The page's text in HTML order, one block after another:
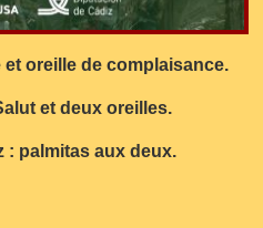
et oreille de complaisance.
et deux oreilles.
: palmitas aux deux.